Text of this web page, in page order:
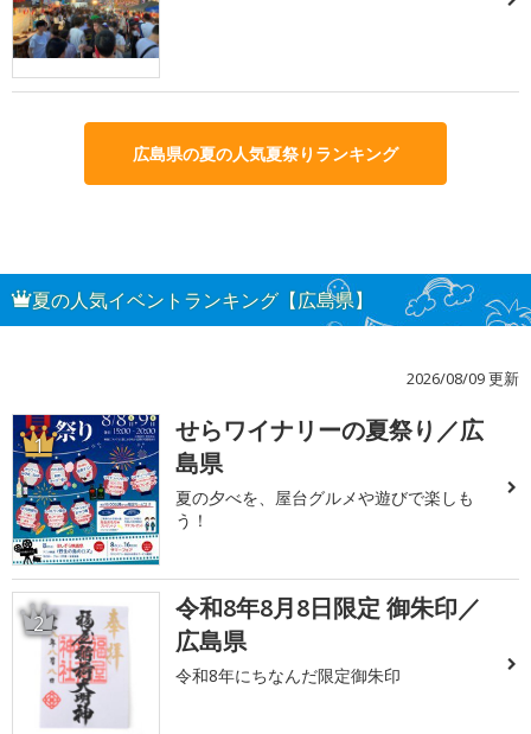
広島県の夏の人気夏祭りランキング
夏の人気イベントランキング【広島県】
2026/08/09 更新
1
せらワイナリーの夏祭り／広
島県
夏の夕べを、屋台グルメや遊びで楽しも
う！
2
令和8年8月8日限定 御朱印／
広島県
令和8年にちなんだ限定御朱印